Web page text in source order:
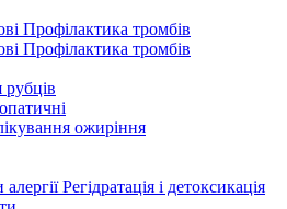
Профілактика тромбів
Профілактика тромбів
ожиріння
Регідратація і детоксикація